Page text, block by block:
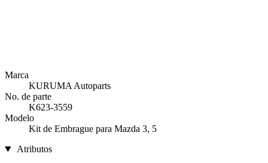
Marca
KURUMA Autoparts
No. de parte
K623-3559
Modelo
Kit de Embrague para Mazda 3, 5
Atributos